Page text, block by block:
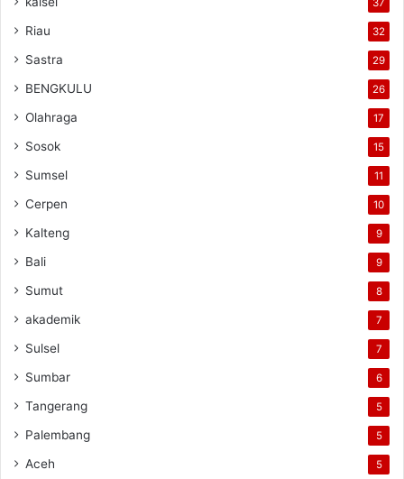
Riau 32
Sastra 29
BENGKULU 26
Olahraga 17
Sosok 15
Sumsel 11
Cerpen 10
Kalteng 9
Bali 9
Sumut 8
akademik 7
Sulsel 7
Sumbar 6
Tangerang 5
Palembang 5
Aceh 5